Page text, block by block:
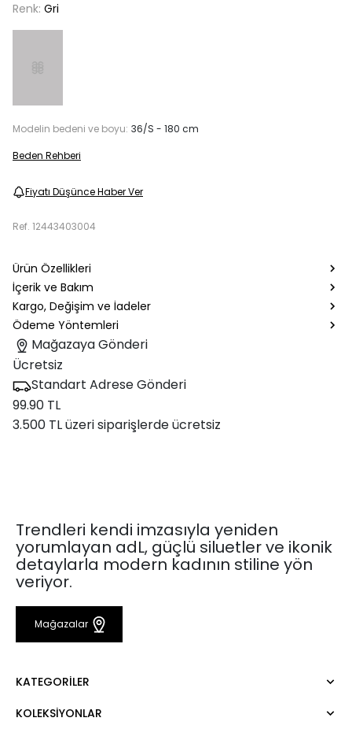
Renk: Gri
Modelin bedeni ve boyu: 36/S - 180 cm
Beden Rehberi
Fiyatı Düşünce Haber Ver
Ref. 12443403004
Ürün Özellikleri
İçerik ve Bakım
Kargo, Değişim ve İadeler
Ödeme Yöntemleri
Mağazaya Gönderi
Ücretsiz
Standart Adrese Gönderi
99.90 TL
3.500 TL üzeri siparişlerde ücretsiz
Trendleri kendi imzasıyla yeniden
yorumlayan adL, güçlü siluetler ve ikonik
detaylarla modern kadının stiline yön
veriyor.
Mağazalar
KATEGORILER
Elbise
KOLEKSIYONLAR